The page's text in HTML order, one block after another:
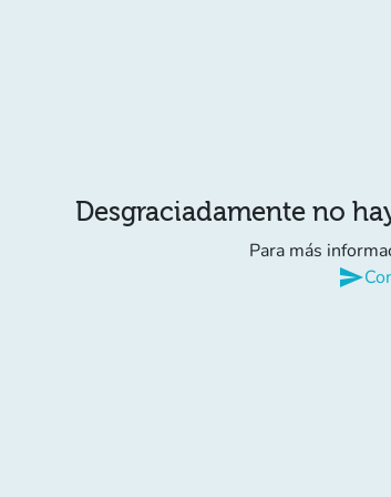
Desgraciadamente no
Para más
send